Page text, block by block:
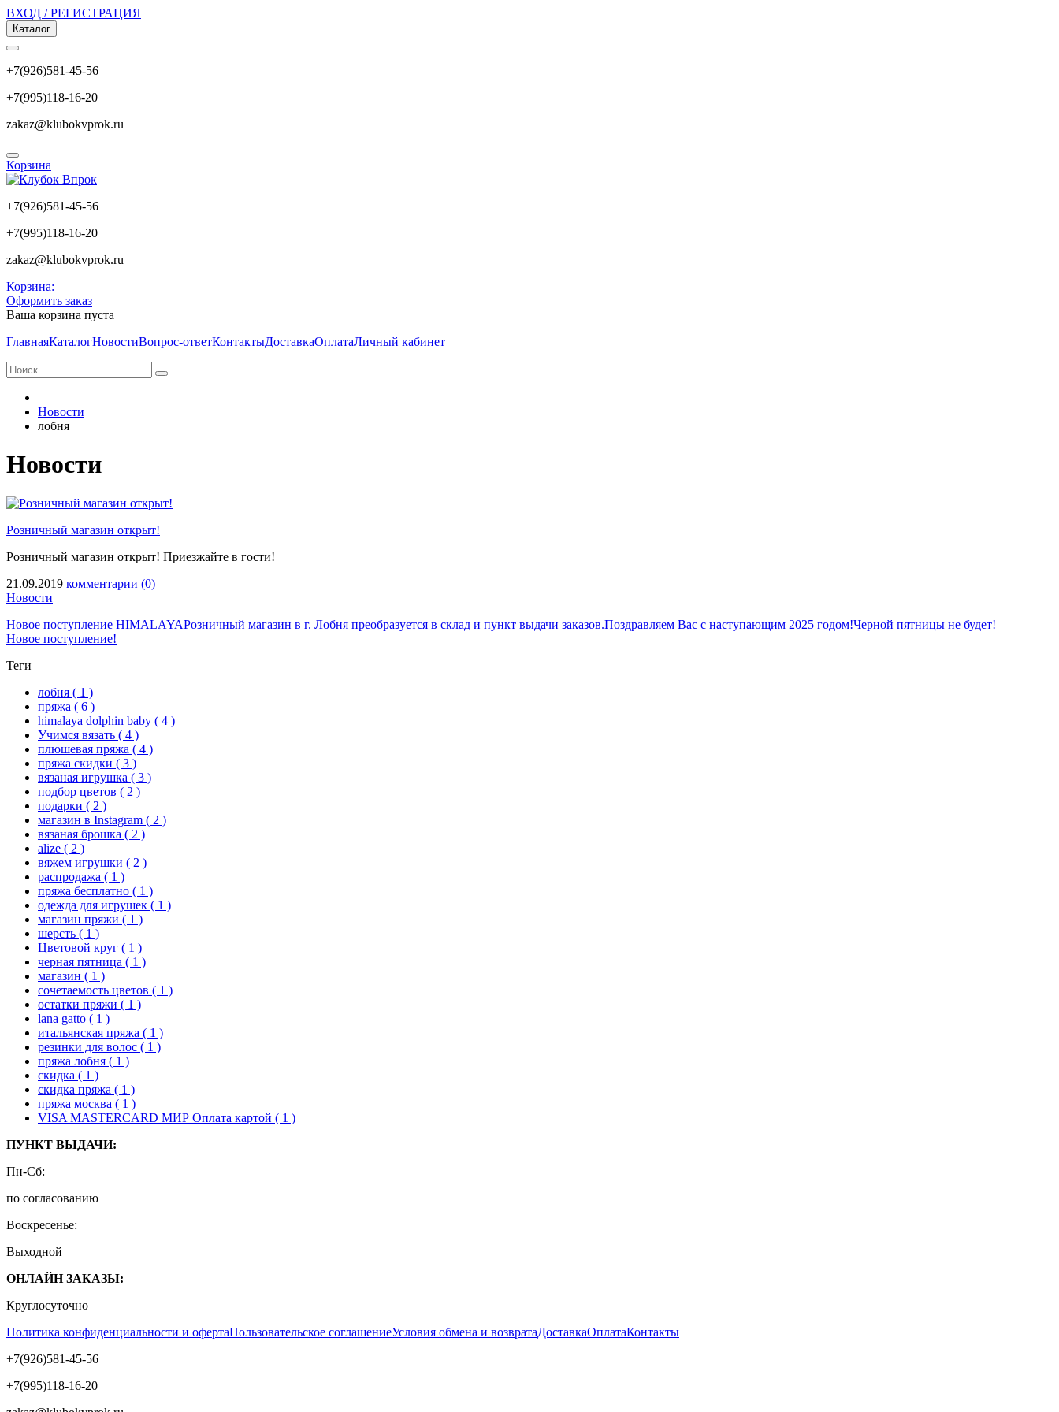
ВХОД / РЕГИСТРАЦИЯ
Каталог
+7(926)581-45-56
+7(995)118-16-20
zakaz@klubokvprok.ru
Корзина
+7(926)581-45-56
+7(995)118-16-20
zakaz@klubokvprok.ru
Корзина:
Оформить заказ
Ваша корзина пуста
ГлавнаяКаталогНовостиВопрос-ответКонтактыДоставкаОплатаЛичный кабинет
Новости
лобня
Новости
Розничный магазин открыт!
Розничный магазин открыт! Приезжайте в гости!
21.09.2019 комментарии (0)
Новости
Новое поступление HIMALAYAРозничный магазин в г. Лобня преобразуется в склад и пункт выдачи заказов.Поздравляем Вас с наступающим 2025 годом!Черной пятницы не будет!
Новое поступление!
Теги
лобня ( 1 )
пряжа ( 6 )
himalaya dolphin baby ( 4 )
Учимся вязать ( 4 )
плюшевая пряжа ( 4 )
пряжа скидки ( 3 )
вязаная игрушка ( 3 )
подбор цветов ( 2 )
подарки ( 2 )
магазин в Instagram ( 2 )
вязаная брошка ( 2 )
alize ( 2 )
вяжем игрушки ( 2 )
распродажа ( 1 )
пряжа бесплатно ( 1 )
одежда для игрушек ( 1 )
магазин пряжи ( 1 )
шерсть ( 1 )
Цветовой круг ( 1 )
черная пятница ( 1 )
магазин ( 1 )
сочетаемость цветов ( 1 )
остатки пряжи ( 1 )
lana gatto ( 1 )
итальянская пряжа ( 1 )
резинки для волос ( 1 )
пряжа лобня ( 1 )
скидка ( 1 )
скидка пряжа ( 1 )
пряжа москва ( 1 )
VISA MASTERCARD МИР Оплата картой ( 1 )
ПУНКТ ВЫДАЧИ:
Пн-Сб:
по согласованию
Воскресенье:
Выходной
ОНЛАЙН ЗАКАЗЫ:
Круглосуточно
Политика конфиденциальности и офертаПользовательское соглашениеУсловия обмена и возвратаДоставкаОплатаКонтакты
+7(926)581-45-56
+7(995)118-16-20